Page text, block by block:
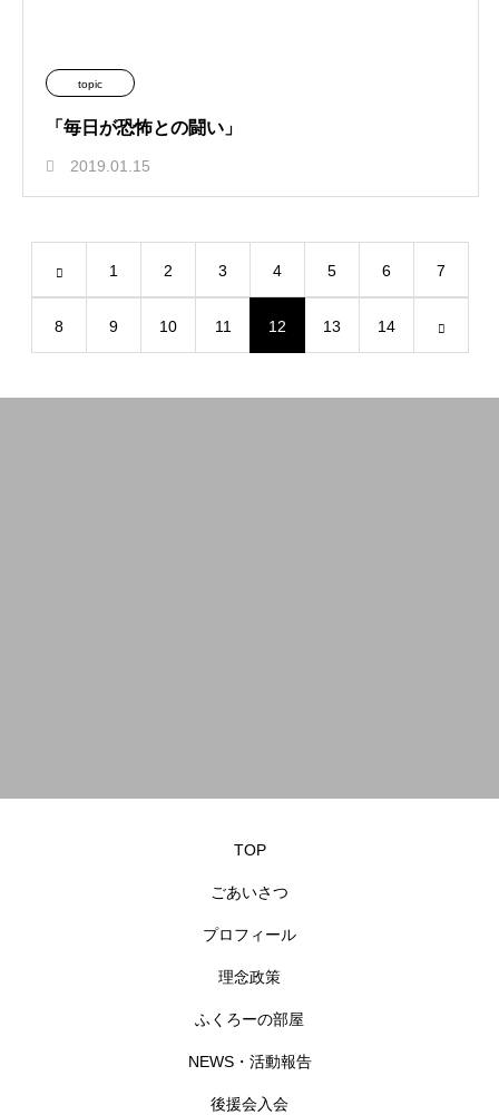
topic
「毎日が恐怖との闘い」
2019.01.15
1 2 3 4 5 6 7
8 9 10 11 12 13 14
TOP
ごあいさつ
プロフィール
理念政策
ふくろーの部屋
NEWS・活動報告
後援会入会